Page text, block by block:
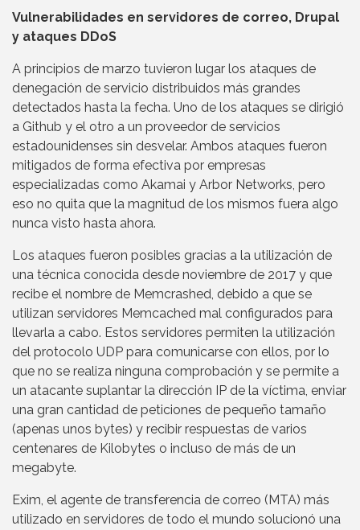
Vulnerabilidades en servidores de correo, Drupal
y ataques DDoS
A principios de marzo tuvieron lugar los ataques de
denegación de servicio distribuidos más grandes
detectados hasta la fecha. Uno de los ataques se dirigió
a Github y el otro a un proveedor de servicios
estadounidenses sin desvelar. Ambos ataques fueron
mitigados de forma efectiva por empresas
especializadas como Akamai y Arbor Networks, pero
eso no quita que la magnitud de los mismos fuera algo
nunca visto hasta ahora.
Los ataques fueron posibles gracias a la utilización de
una técnica conocida desde noviembre de 2017 y que
recibe el nombre de Memcrashed, debido a que se
utilizan servidores Memcached mal configurados para
llevarla a cabo. Estos servidores permiten la utilización
del protocolo UDP para comunicarse con ellos, por lo
que no se realiza ninguna comprobación y se permite a
un atacante suplantar la dirección IP de la víctima, enviar
una gran cantidad de peticiones de pequeño tamaño
(apenas unos bytes) y recibir respuestas de varios
centenares de Kilobytes o incluso de más de un
megabyte.
Exim, el agente de transferencia de correo (MTA) más
utilizado en servidores de todo el mundo solucionó una